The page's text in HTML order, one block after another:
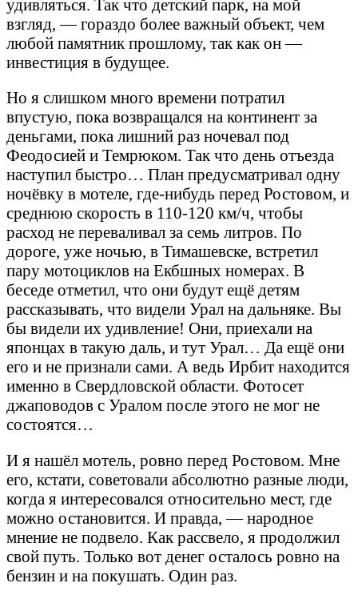
удивляться. Так что детский парк, на мой
взгляд, — гораздо более важный объект, чем
любой памятник прошлому, так как он —
инвестиция в будущее.
Но я слишком много времени потратил
впустую, пока возвращался на континент за
деньгами, пока лишний раз ночевал под
Феодосией и Темрюком. Так что день отъезда
наступил быстро… План предусматривал одну
ночёвку в мотеле, где-нибудь перед Ростовом, и
среднюю скорость в 110-120 км/ч, чтобы
расход не переваливал за семь литров. По
дороге, уже ночью, в Тимашевске, встретил
пару мотоциклов на Екбшных номерах. В
беседе отметил, что они будут ещё детям
рассказывать, что видели Урал на дальняке. Вы
бы видели их удивление! Они, приехали на
японцах в такую даль, и тут Урал… Да ещё они
его и не признали сами. А ведь Ирбит находится
именно в Свердловской области. Фотосет
джаповодов с Уралом после этого не мог не
состоятся…
И я нашёл мотель, ровно перед Ростовом. Мне
его, кстати, советовали абсолютно разные люди,
когда я интересовался относительно мест, где
можно остановится. И правда, — народное
мнение не подвело. Как рассвело, я продолжил
свой путь. Только вот денег осталось ровно на
бензин и на покушать. Один раз.